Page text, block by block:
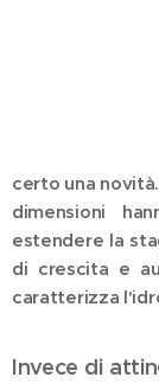
certo una
dimensioni
estendere la
di crescita e
caratterizza
Invece di